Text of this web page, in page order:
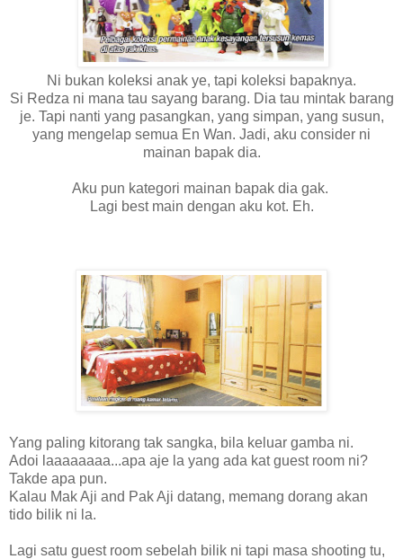
Ni bukan koleksi anak ye, tapi koleksi bapaknya.
Si Redza ni mana tau sayang barang. Dia tau mintak barang
je. Tapi nanti yang pasangkan, yang simpan, yang susun,
yang mengelap semua En Wan. Jadi, aku consider ni
mainan bapak dia.
Aku pun kategori mainan bapak dia gak.
Lagi best main dengan aku kot. Eh.
Yang paling kitorang tak sangka, bila keluar gamba ni.
Adoi laaaaaaaa...apa aje la yang ada kat guest room ni?
Takde apa pun.
Kalau Mak Aji and Pak Aji datang, memang dorang akan
tido bilik ni la.
Lagi satu guest room sebelah bilik ni tapi masa shooting tu,